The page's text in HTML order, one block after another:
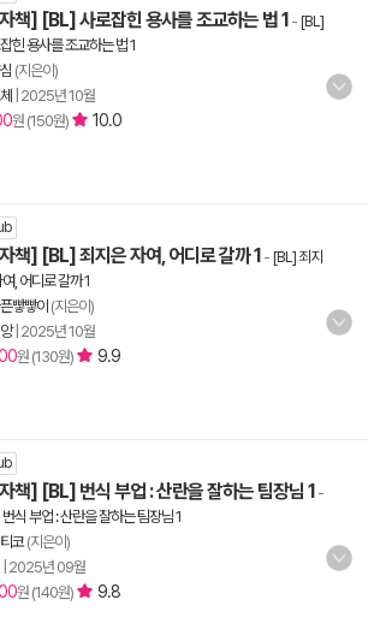
책] [BL] 사로잡힌 용사를 조교하는 법 1 - [BL]
힌 용사를 조교하는 법 1
(지은이)
2025년 10월
원 (150원) 10.0
책] [BL] 죄지은 자여, 어디로 갈까 1 - [BL] 죄지
, 어디로 갈까 1
빻빻이 (지은이)
| 2025년 10월
원 (130원) 9.9
책] [BL] 번식 부업 : 산란을 잘하는 팀장님 1 -
식 부업 : 산란을 잘하는 팀장님 1
코(지은이)
2025년 09월
원 (140원) 9.8